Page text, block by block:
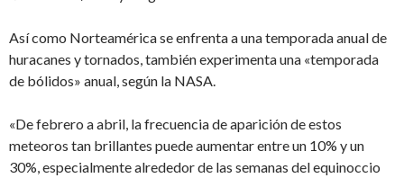
Así como Norteamérica se enfrenta a una temporada anual de
huracanes y tornados, también experimenta una «temporada
de bólidos» anual, según la NASA.
«De febrero a abril, la frecuencia de aparición de estos
meteoros tan brillantes puede aumentar entre un 10% y un
30%, especialmente alrededor de las semanas del equinoccio